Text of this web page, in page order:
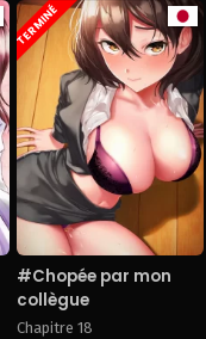
TERMINÉ
#Chopée par mon
collègue
Chapitre 18